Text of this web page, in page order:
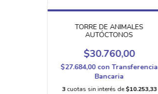
TORRE DE ANIMALES
AUTÓCTONOS
$30.760,00
$27.684,00 con Transferencia
Bancaria
3 cuotas sin interés de$10.253,33